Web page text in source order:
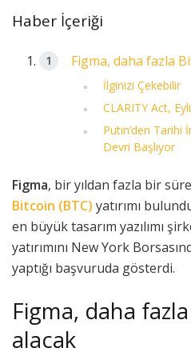
Haber İçeriği
Figma, daha fazla
İlginizi Çekebilir
CLARITY Act,
Putin’den Tarihi
Devri Başlıyor
Figma, bir yıldan fazla bir
Bitcoin (BTC) yatırımı
en büyük tasarım yazılımı
yatırımını New York
yaptığı başvuruda gösterdi.
Figma, daha
alacak